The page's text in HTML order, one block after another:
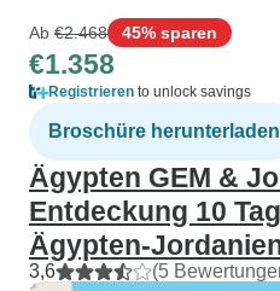
Ab €2.468 45% sparen
€1.358
Registrieren to unlock savings
Broschüre herunterladen
Ägypten GEM &
Entdeckung 10
Ägypten-
3,6 (5